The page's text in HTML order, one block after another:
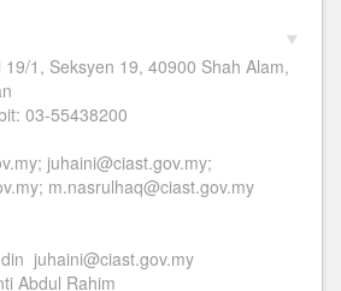
1, Seksyen 19, 40900 Shah Alam,
03-55438200
juhaini@ciast.gov.my;
m.nasrulhaq@ciast.gov.my
juhaini@ciast.gov.my
Abdul Rahim